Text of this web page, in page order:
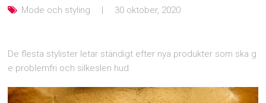
Mode och styling 30 oktober, 2020
De flesta stylister letar ständigt efter nya produkter som ska g
e problemfri och silkeslen hud.